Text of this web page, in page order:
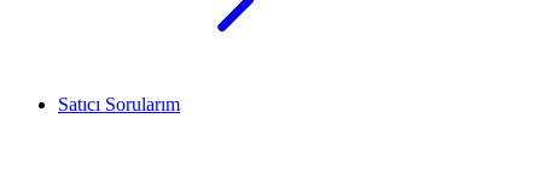
Satıcı Sorularım